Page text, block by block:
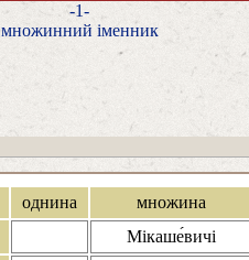
-1-
множинний іменник
однина
множина
Мікаше́вичі